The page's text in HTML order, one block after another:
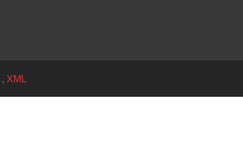
, XML